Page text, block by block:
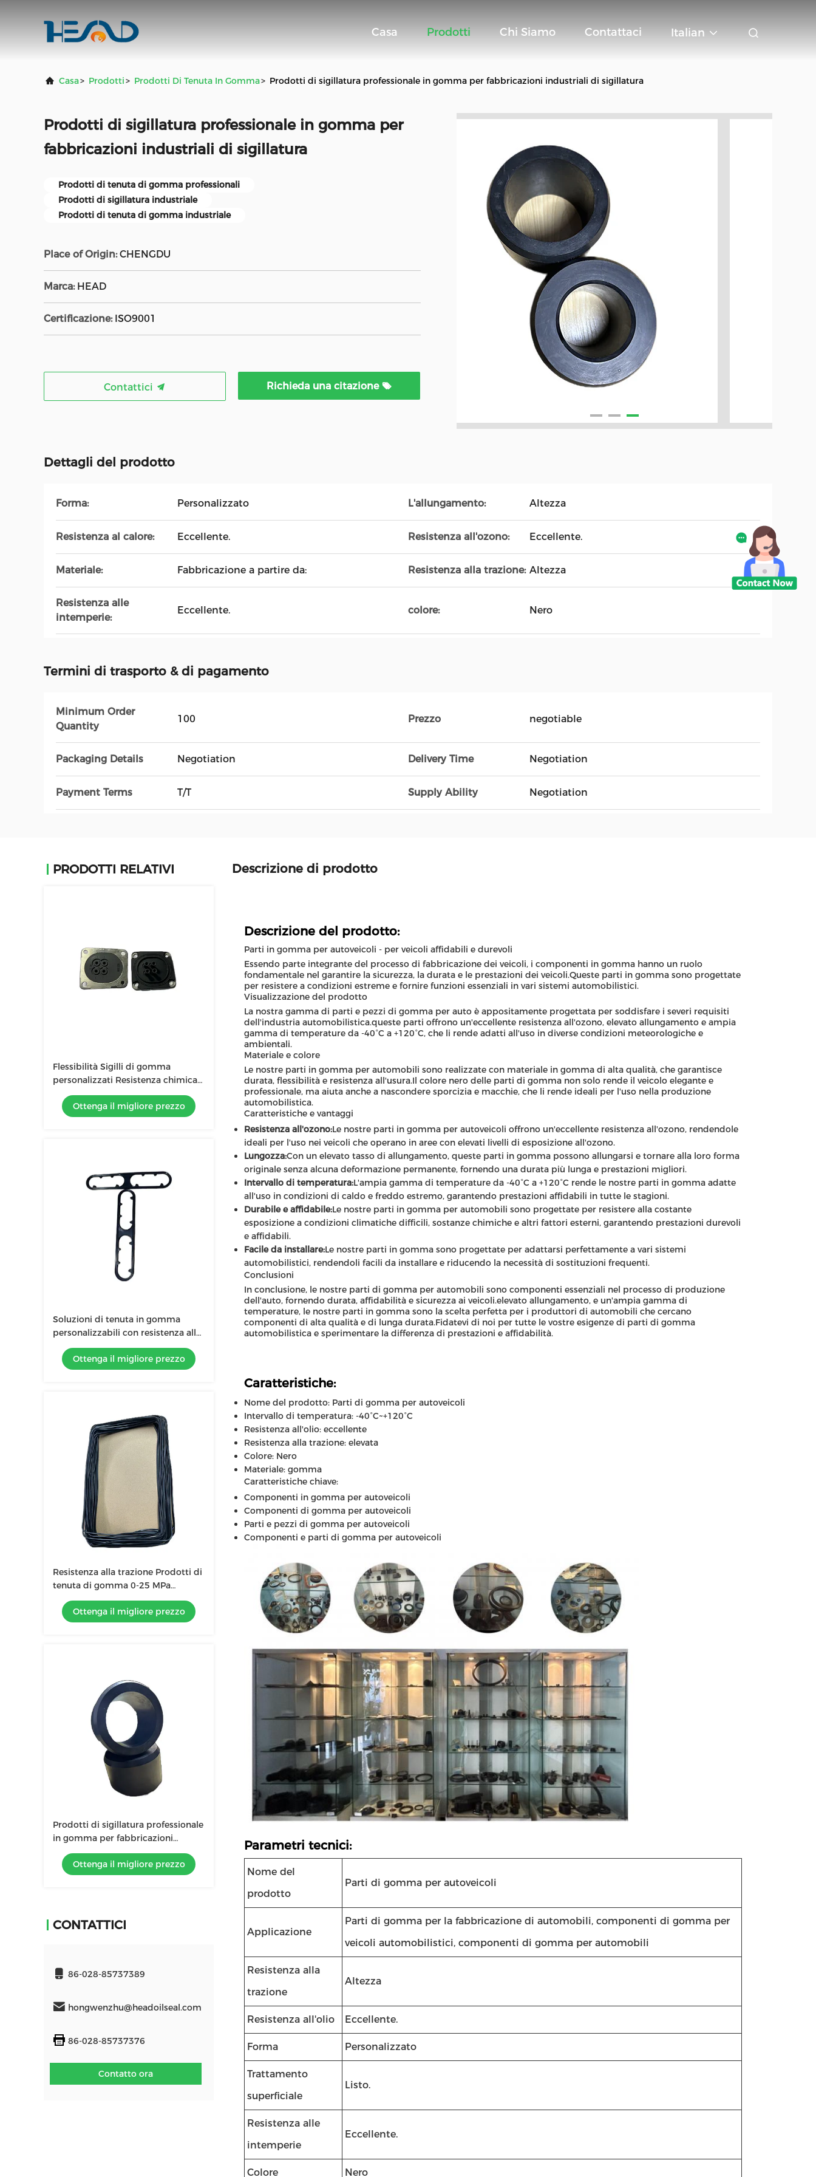
Casa Prodotti Chi Siamo Contattaci Italian
Casa> Prodotti> Prodotti Di Tenuta In Gomma> Prodotti di sigillatura professionale in gomma per fabbricazioni industriali di sigillatura
Prodotti di sigillatura professionale in gomma per
fabbricazioni industriali di sigillatura
Prodotti di tenuta di gomma professionali
Prodotti di sigillatura industriale
Prodotti di tenuta di gomma industriale
Place of Origin: CHENGDU
Marca: HEAD
Certificazione: ISO9001
Contattici Richieda una citazione
Dettagli del prodotto
Forma: Personalizzato L'allungamento: Altezza
Resistenza al calore: Eccellente. Resistenza all'ozono: Eccellente.
Materiale: Fabbricazione a partire da: Resistenza alla trazione: Altezza
Resistenza alle
intemperie:
Eccellente. colore: Nero
Termini di trasporto & di pagamento
Minimum Order
Quantity
100 Prezzo negotiable
Packaging Details Negotiation Delivery Time Negotiation
Payment Terms T/T Supply Ability Negotiation
PRODOTTI RELATIVI
Flessibilità Sigilli di gomma
personalizzati Resistenza chimica
-50°C a 200°C Temperatura
Ottenga il migliore prezzo
Soluzioni di tenuta in gomma
personalizzabili con resistenza alla
trazione e bassa infiammabilità
Ottenga il migliore prezzo
Resistenza alla trazione Prodotti di
tenuta di gomma 0-25 MPa
Intervallo di pressione Set a bassa
compressione
Ottenga il migliore prezzo
Prodotti di sigillatura professionale
in gomma per fabbricazioni
industriali di sigillatura
Ottenga il migliore prezzo
CONTATTICI
86-028-85737389
hongwenzhu@headoilseal.com
86-028-85737376
Contatto ora
Descrizione di prodotto
Descrizione del prodotto:
Parti in gomma per autoveicoli - per veicoli affidabili e durevoli
Essendo parte integrante del processo di fabbricazione dei veicoli, i componenti in gomma hanno un ruolo
fondamentale nel garantire la sicurezza, la durata e le prestazioni dei veicoli.Queste parti in gomma sono progettate
per resistere a condizioni estreme e fornire funzioni essenziali in vari sistemi automobilistici.
Visualizzazione del prodotto
La nostra gamma di parti e pezzi di gomma per auto è appositamente progettata per soddisfare i severi requisiti
dell'industria automobilistica.queste parti offrono un'eccellente resistenza all'ozono, elevato allungamento e ampia
gamma di temperature da -40°C a +120°C, che li rende adatti all'uso in diverse condizioni meteorologiche e
ambientali.
Materiale e colore
Le nostre parti in gomma per automobili sono realizzate con materiale in gomma di alta qualità, che garantisce
durata, flessibilità e resistenza all'usura.Il colore nero delle parti di gomma non solo rende il veicolo elegante e
professionale, ma aiuta anche a nascondere sporcizia e macchie, che li rende ideali per l'uso nella produzione
automobilistica.
Caratteristiche e vantaggi
Resistenza all'ozono:Le nostre parti in gomma per autoveicoli offrono un'eccellente resistenza all'ozono, rendendole
ideali per l'uso nei veicoli che operano in aree con elevati livelli di esposizione all'ozono.
Lungozza:Con un elevato tasso di allungamento, queste parti in gomma possono allungarsi e tornare alla loro forma
originale senza alcuna deformazione permanente, fornendo una durata più lunga e prestazioni migliori.
Intervallo di temperatura:L'ampia gamma di temperature da -40°C a +120°C rende le nostre parti in gomma adatte
all'uso in condizioni di caldo e freddo estremo, garantendo prestazioni affidabili in tutte le stagioni.
Durabile e affidabile:Le nostre parti in gomma per automobili sono progettate per resistere alla costante
esposizione a condizioni climatiche difficili, sostanze chimiche e altri fattori esterni, garantendo prestazioni durevoli
e affidabili.
Facile da installare:Le nostre parti in gomma sono progettate per adattarsi perfettamente a vari sistemi
automobilistici, rendendoli facili da installare e riducendo la necessità di sostituzioni frequenti.
Conclusioni
In conclusione, le nostre parti di gomma per automobili sono componenti essenziali nel processo di produzione
dell'auto, fornendo durata, affidabilità e sicurezza ai veicoli.elevato allungamento, e un'ampia gamma di
temperature, le nostre parti in gomma sono la scelta perfetta per i produttori di automobili che cercano
componenti di alta qualità e di lunga durata.Fidatevi di noi per tutte le vostre esigenze di parti di gomma
automobilistica e sperimentare la differenza di prestazioni e affidabilità.
Caratteristiche:
Nome del prodotto: Parti di gomma per autoveicoli
Intervallo di temperatura: -40°C~+120°C
Resistenza all'olio: eccellente
Resistenza alla trazione: elevata
Colore: Nero
Materiale: gomma
Caratteristiche chiave:
Componenti in gomma per autoveicoli
Componenti di gomma per autoveicoli
Parti e pezzi di gomma per autoveicoli
Componenti e parti di gomma per autoveicoli
Parametri tecnici:
Nome del
prodotto
Parti di gomma per autoveicoli
Applicazione
Parti di gomma per la fabbricazione di automobili, componenti di gomma per
veicoli automobilistici, componenti di gomma per automobili
Resistenza alla
trazione
Altezza
Resistenza all'olio Eccellente.
Forma Personalizzato
Trattamento
superficiale
Listo.
Resistenza alle
intemperie
Eccellente.
Colore Nero